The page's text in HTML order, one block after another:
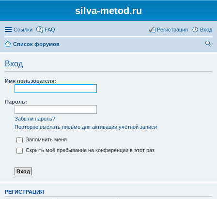
silva-metod.ru
Ссылки FAQ Вход
Регистрация
Список форумов
Вход
Имя пользователя:
Пароль:
Забыли пароль?
Повторно выслать письмо для активации учётной записи
Запомнить меня
Скрыть моё пребывание на конференции в этот раз
РЕГИСТРАЦИЯ